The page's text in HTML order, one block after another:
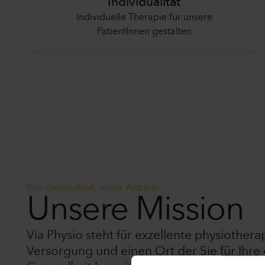
Individualität
Individuelle Therapie für unsere
PatientInnen gestalten
Ihre Gesundheit, unser Antrieb
Unsere Mission
Via Physio steht für exzellente
Versorgung und einen Ort der Sie für Ihre